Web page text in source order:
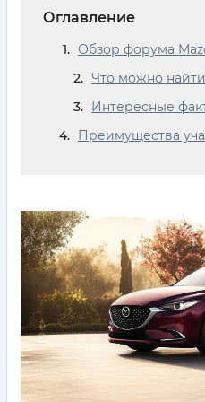
Оглавление
Обзор форума
Что можно
Интересные
Преимущества